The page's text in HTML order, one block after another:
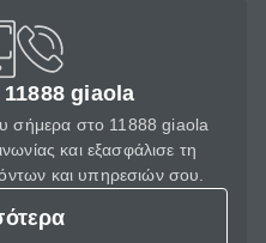
giaola
σήμερα στο 11888 giaola
και εξασφάλισε τη
και υπηρεσιών σου.